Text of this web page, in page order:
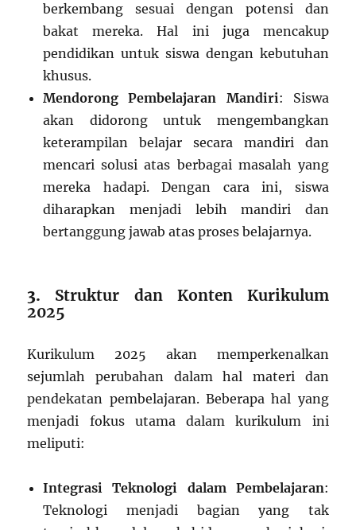
berkembang sesuai dengan potensi dan
bakat mereka. Hal ini juga mencakup
pendidikan untuk siswa dengan kebutuhan
khusus.
Mendorong Pembelajaran Mandiri: Siswa
akan didorong untuk mengembangkan
keterampilan belajar secara mandiri dan
mencari solusi atas berbagai masalah yang
mereka hadapi. Dengan cara ini, siswa
diharapkan menjadi lebih mandiri dan
bertanggung jawab atas proses belajarnya.
3. Struktur dan Konten Kurikulum
2025
Kurikulum 2025 akan memperkenalkan
sejumlah perubahan dalam hal materi dan
pendekatan pembelajaran. Beberapa hal yang
menjadi fokus utama dalam kurikulum ini
meliputi:
Integrasi Teknologi dalam Pembelajaran:
Teknologi menjadi bagian yang tak